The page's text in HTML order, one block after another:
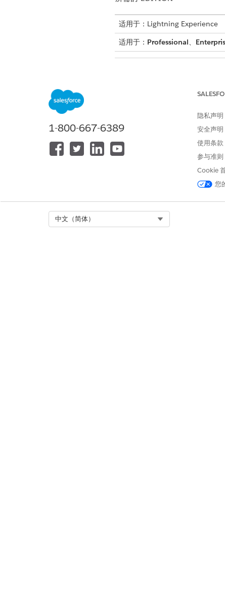
适用于：Lightning Experience
适用于： Professional、
请参阅标准客服人员操作的 通用
参考操作
1-800-667-6389
隐私声明
安全声明
使用条款
参与准则
Cookie
您
中文（简体）